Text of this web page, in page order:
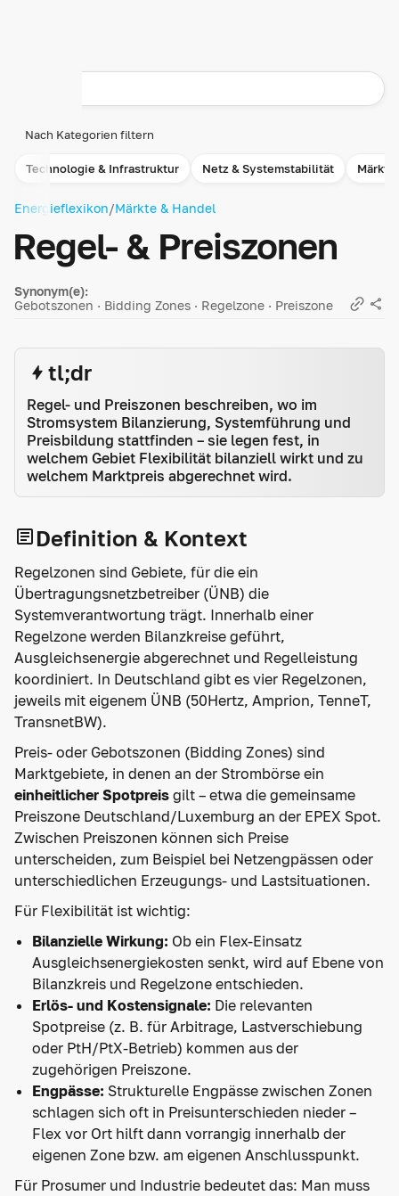
Nach Kategorien filtern
Technologie & Infrastruktur Netz & Systemstabilität Märkte
Energieflexikon/Märkte & Handel
Regel- & Preiszonen
Synonym(e):
Gebotszonen · Bidding Zones · Regelzone · Preiszone
tl;dr
Regel- und Preiszonen beschreiben, wo im
Stromsystem Bilanzierung, Systemführung und
Preisbildung stattfinden – sie legen fest, in
welchem Gebiet Flexibilität bilanziell wirkt und zu
welchem Marktpreis abgerechnet wird.
Definition & Kontext
Regelzonen sind Gebiete, für die ein
Übertragungsnetzbetreiber (ÜNB) die
Systemverantwortung trägt. Innerhalb einer
Regelzone werden Bilanzkreise geführt,
Ausgleichsenergie abgerechnet und Regelleistung
koordiniert. In Deutschland gibt es vier Regelzonen,
jeweils mit eigenem ÜNB (50Hertz, Amprion, TenneT,
TransnetBW).
Preis- oder Gebotszonen (Bidding Zones) sind
Marktgebiete, in denen an der Strombörse ein
einheitlicher Spotpreis gilt – etwa die gemeinsame
Preiszone Deutschland/Luxemburg an der EPEX Spot.
Zwischen Preiszonen können sich Preise
unterscheiden, zum Beispiel bei Netzengpässen oder
unterschiedlichen Erzeugungs- und Lastsituationen.
Für Flexibilität ist wichtig:
Bilanzielle Wirkung: Ob ein Flex-Einsatz
Ausgleichsenergiekosten senkt, wird auf Ebene von
Bilanzkreis und Regelzone entschieden.
Erlös- und Kostensignale: Die relevanten
Spotpreise (z. B. für Arbitrage, Lastverschiebung
oder PtH/PtX-Betrieb) kommen aus der
zugehörigen Preiszone.
Engpässe: Strukturelle Engpässe zwischen Zonen
schlagen sich oft in Preisunterschieden nieder –
Flex vor Ort hilft dann vorrangig innerhalb der
eigenen Zone bzw. am eigenen Anschlusspunkt.
Für Prosumer und Industrie bedeutet das: Man muss